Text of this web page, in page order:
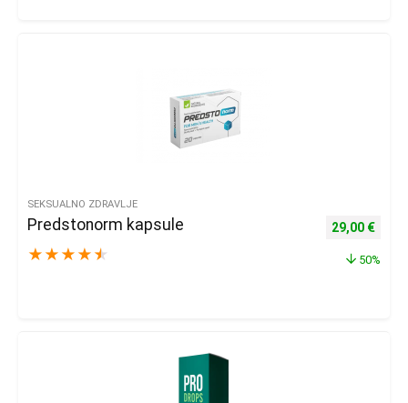
SEKSUALNO ZDRAVLJE
Predstonorm kapsule
★ ★ ★ ★ ★
Izvorna
29,00 €
50%